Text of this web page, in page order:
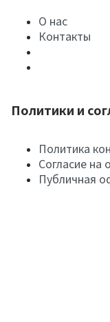
О нас
Контакты
Политики и
Политика
Согласие на
Публичная